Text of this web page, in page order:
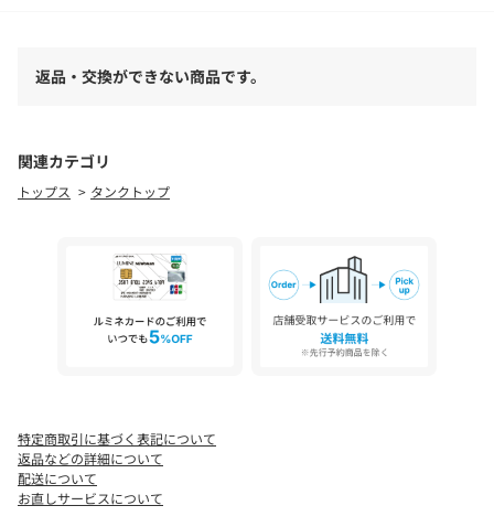
ーシャツやニットのインナーにもおすすめです。
盛夏にはヘルシーな一枚着としてもぜひ。
伸縮：ややあり
光沢感：なし
ケア方法：洗濯機洗い可
※商品を使用前に、タグ等に記載されている「取り扱い上の注意
書き」、「洗濯表示」を必ずご確認ください。
※商品画像は、光の当たり具合やパソコンなどの閲覧環境によ
り、実際の色味と異なって見える場合がございます。あらかじめ
返品・交換ができない商品です。
関連カテゴリ
トップス タンクトップ
特定商取引に基づく表記について
返品などの詳細について
配送について
お直しサービスについて